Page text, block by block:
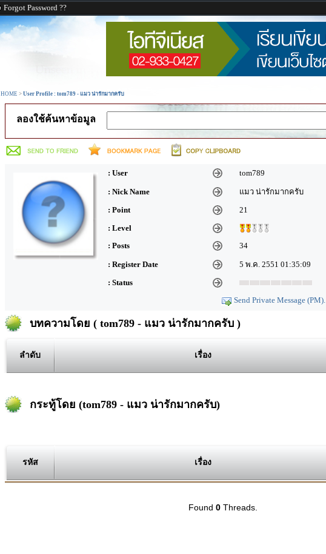
Forgot Password ??
HOME > User Profile : tom789 - แมว น่ารักมากครับ
ลองใช้ค้นหาข้อมูล
: User tom789
: Nick Name
แมว น่ารักมากครับ
: Point
21
: Level
: Posts
34
: Register Date
5 พ.ค. 2551 01:35:09
: Status
Send Private Message (PM).
บทความโดย ( tom789 - แมว น่ารักมากครับ )
ลำดับ เรื่อง
กระทู้โดย (tom789 - แมว น่ารักมากครับ)
รหัส เรื่อง
Found 0 Threads.